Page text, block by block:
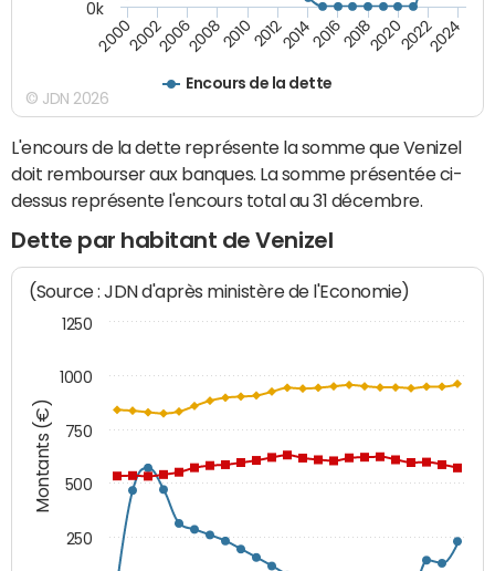
Encours de la dette
200020022006200820102012201420162018202020222024
0k
© JDN 2026
L'encours de la dette représente la somme que Venizel
doit rembourser aux banques. La somme présentée ci-
dessus représente l'encours total au 31 décembre.
Dette par habitant de Venizel
Montants (€)
(Source : JDN d'après ministère de l'Economie)
250
500
750
1000
1250